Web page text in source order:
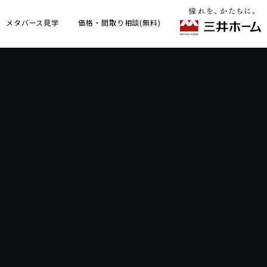
メタバース見学 価格・間取り相談(無料)